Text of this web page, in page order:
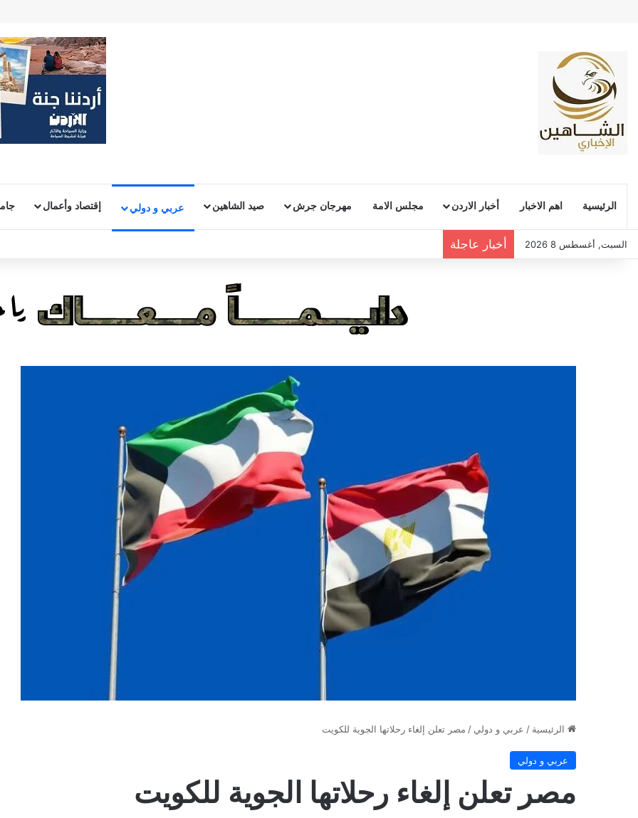
الرئيسية اهم الاخبار أخبار الاردن مجلس الامة مهرجان جرش صيد الشاهين عربي و دولي إقتصاد وأعمال
السبت, أغسطس 8 2026 أخبار عاجلة
الرئيسية / عربي و دولي / مصر تعلن إلغاء رحلاتها الجوية للكويت
عربي و دولي
مصر تعلن إلغاء رحلاتها الجوية للكويت